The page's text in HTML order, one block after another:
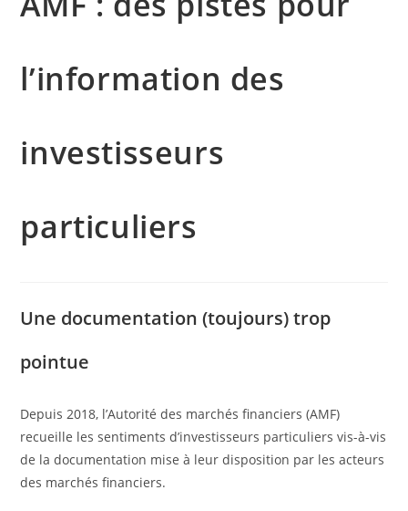
l’information des
investisseurs
particuliers
Une documentation (toujours) trop
pointue
Depuis 2018, l’Autorité des marchés financiers (AMF)
recueille les sentiments d’investisseurs particuliers vis-à-vis
de la documentation mise à leur disposition par les acteurs
des marchés financiers.